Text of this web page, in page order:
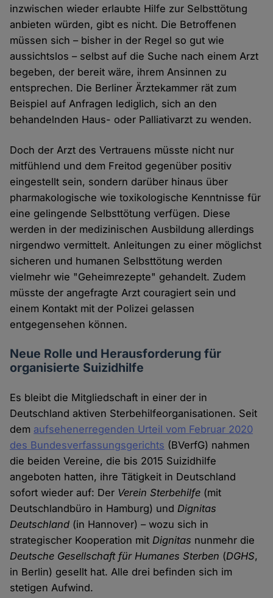
inzwischen wieder erlaubte Hilfe zur Selbsttötung
anbieten würden, gibt es nicht. Die Betroffenen
müssen sich – bisher in der Regel so gut wie
aussichtslos – selbst auf die Suche nach einem Arzt
begeben, der bereit wäre, ihrem Ansinnen zu
entsprechen. Die Berliner Ärztekammer rät zum
Beispiel auf Anfragen lediglich, sich an den
behandelnden Haus- oder Palliativarzt zu wenden.
Doch der Arzt des Vertrauens müsste nicht nur
mitfühlend und dem Freitod gegenüber positiv
eingestellt sein, sondern darüber hinaus über
pharmakologische wie toxikologische Kenntnisse für
eine gelingende Selbsttötung verfügen. Diese
werden in der medizinischen Ausbildung allerdings
nirgendwo vermittelt. Anleitungen zu einer möglichst
sicheren und humanen Selbsttötung werden
vielmehr wie "Geheimrezepte" gehandelt. Zudem
müsste der angefragte Arzt couragiert sein und
einem Kontakt mit der Polizei gelassen
entgegensehen können.
Neue Rolle und Herausforderung für
organisierte Suizidhilfe
Es bleibt die Mitgliedschaft in einer der in
Deutschland aktiven Sterbehilfeorganisationen. Seit
dem aufsehenerregenden Urteil vom Februar 2020
des Bundesverfassungsgerichts (BVerfG) nahmen
die beiden Vereine, die bis 2015 Suizidhilfe
angeboten hatten, ihre Tätigkeit in Deutschland
sofort wieder auf: Der Verein Sterbehilfe (mit
Deutschlandbüro in Hamburg) undDignitas
Deutschland (in Hannover) – wozu sich in
strategischer Kooperation mitDignitas nunmehr die
Deutsche Gesellschaft für Humanes Sterben (DGHS,
in Berlin) gesellt hat. Alle drei befinden sich im
stetigen Aufwind.